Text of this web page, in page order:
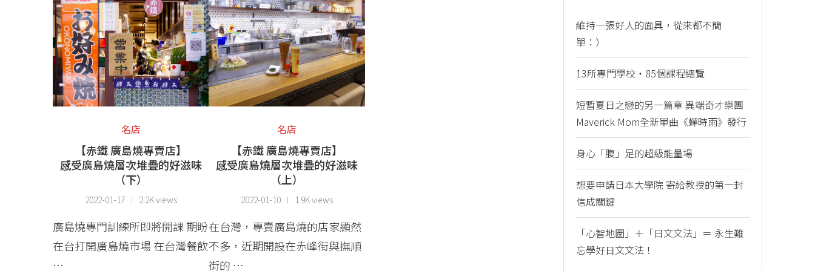
名店
【赤鐵 廣島燒專賣店】
感受廣島燒層次堆疊的好滋味
（下）
2022-01-17 2.2K views
廣島燒專門訓練所即將開課 期盼
在台打開廣島燒市場 在台灣餐飲
…
名店
【赤鐵 廣島燒專賣店】
感受廣島燒層次堆疊的好滋味
（上）
2022-01-10 1.9K views
在台灣，專賣廣島燒的店家顯然
不多，近期開設在赤峰街與撫順
街的 …
維持一張好人的面具，從來都不簡
單：）
13所專門學校・85個課程總覽
短暫夏日之戀的另一篇章 異端奇才樂團
Maverick Mom全新單曲《蟬時雨》發行
身心「腹」足的超級能量場
想要申請日本大學院 寄給教授的第一封
信成關鍵
「心智地圖」＋「日文文法」＝ 永生難
忘學好日文文法！